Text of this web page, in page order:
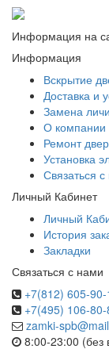
Информация на
Информация
Вскрытие
Доставка и
Замена
О компании
Ремонт
Установка
Связаться
Личный Кабинет
Личный
История
Закладки
Связаться с нами
+7(812) 605-90-
+7(495) 106-80-
zamki-
8:00-23:00 (без